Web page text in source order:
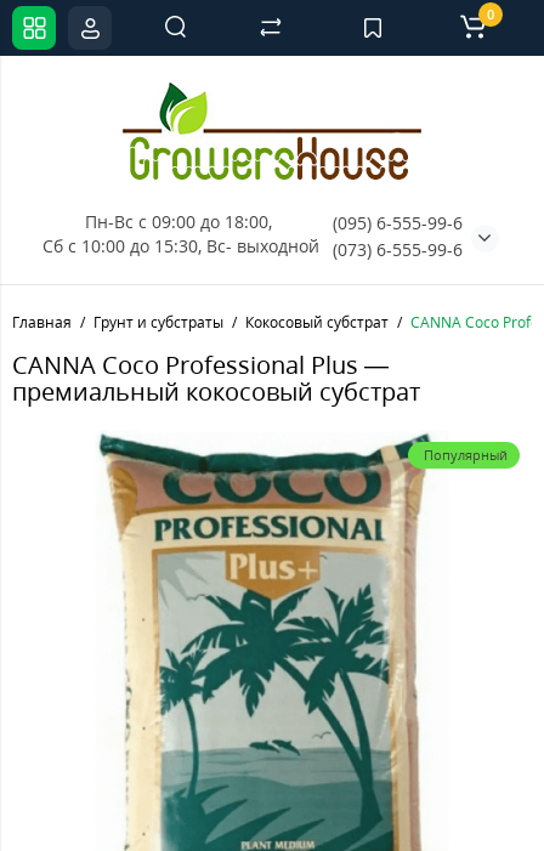
Пн-Вс с 09:00 до 18:00,
Сб с 10:00 до 15:30, Вс- выходной
(095) 6-555-99-6
(073) 6-555-99-6
0
Главная Грунт и субстраты Кокосовый субстрат CANNA Coco
CANNA Coco Professional Plus —
премиальный кокосовый субстрат
Популярный